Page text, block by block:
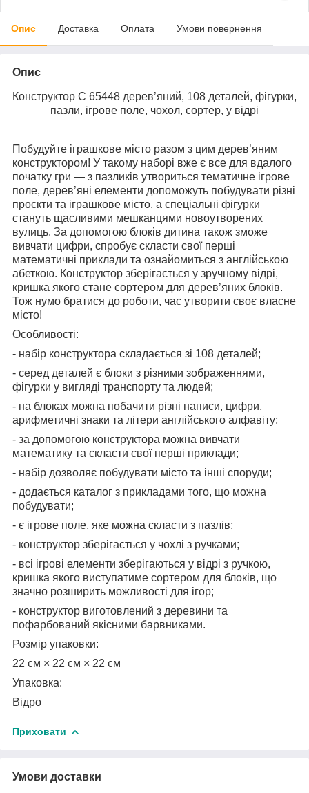
Опис Доставка Оплата Умови повернення
Опис
Конструктор С 65448 дерев’яний, 108 деталей, фігурки,
пазли, ігрове поле, чохол, сортер, у відрі
Побудуйте іграшкове місто разом з цим дерев’яним
конструктором! У такому наборі вже є все для вдалого
початку гри — з пазликів утвориться тематичне ігрове
поле, дерев’яні елементи допоможуть побудувати різні
проєкти та іграшкове місто, а спеціальні фігурки
стануть щасливими мешканцями новоутворених
вулиць. За допомогою блоків дитина також зможе
вивчати цифри, спробує скласти свої перші
математичні приклади та ознайомиться з англійською
абеткою. Конструктор зберігається у зручному відрі,
кришка якого стане сортером для дерев’яних блоків.
Тож нумо братися до роботи, час утворити своє власне
місто!
Особливості:
- набір конструктора складається зі 108 деталей;
- серед деталей є блоки з різними зображеннями,
фігурки у вигляді транспорту та людей;
- на блоках можна побачити різні написи, цифри,
арифметичні знаки та літери англійського алфавіту;
- за допомогою конструктора можна вивчати
математику та скласти свої перші приклади;
- набір дозволяє побудувати місто та інші споруди;
- додається каталог з прикладами того, що можна
побудувати;
- є ігрове поле, яке можна скласти з пазлів;
- конструктор зберігається у чохлі з ручками;
- всі ігрові елементи зберігаються у відрі з ручкою,
кришка якого виступатиме сортером для блоків, що
значно розширить можливості для ігор;
- конструктор виготовлений з деревини та
пофарбований якісними барвниками.
Розмір упаковки:
22 см × 22 см × 22 см
Упаковка:
Відро
Приховати
Умови доставки